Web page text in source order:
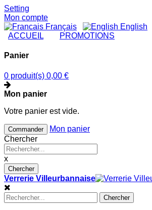
Setting
Mon compte
Français
English
ACCUEIL
PROMOTIONS
Panier
0 produit(s) 0,00 €
Mon panier
Votre panier est vide.
Commander
Mon panier
Chercher
x
Chercher
Verrerie Villeurbannaise
Chercher